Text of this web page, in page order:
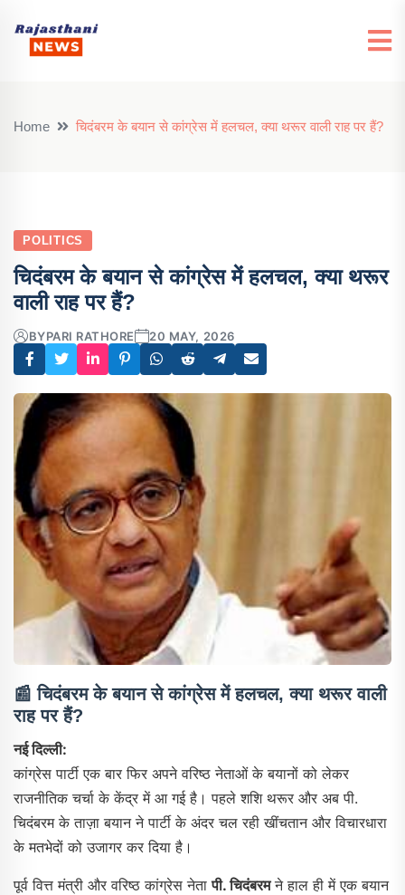
Home चिदंबरम के बयान से कांग्रेस में हलचल, क्या थरूर वाली राह पर हैं?
POLITICS
चिदंबरम के बयान से कांग्रेस में हलचल, क्या थरूर
वाली राह पर हैं?
BYPARI RATHORE 20 MAY, 2026
📰चिदंबरम के बयान से कांग्रेस में हलचल, क्या थरूर वाली
राह पर हैं?
नई दिल्ली:
कांग्रेस पार्टी एक बार फिर अपने वरिष्ठ नेताओं के बयानों को लेकर
राजनीतिक चर्चा के केंद्र में आ गई है। पहले शशि थरूर और अब पी.
चिदंबरम के ताज़ा बयान ने पार्टी के अंदर चल रही खींचतान और विचारधारा
के मतभेदों को उजागर कर दिया है।
पूर्व वित्त मंत्री और वरिष्ठ कांग्रेस नेतापी. चिदंबरमने हाल ही में एक बयान